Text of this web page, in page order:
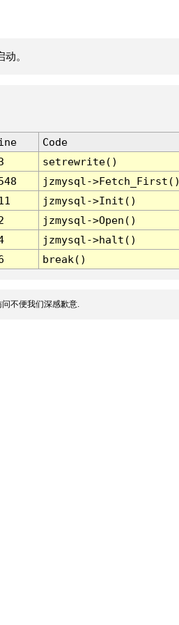
。
Code
setrewrite()
jzmysql-
jzmysql->Init()
jzmysql->Open()
jzmysql->halt()
break()
不便我们深感歉意.